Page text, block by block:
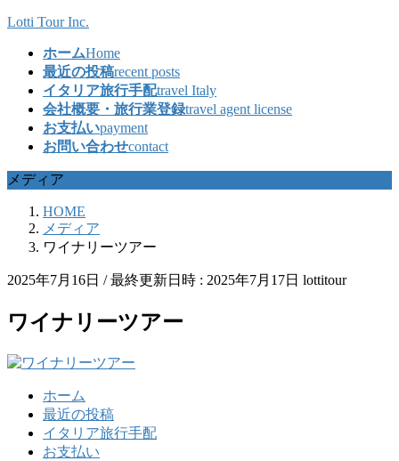
コ
ッ
プ
ナ
移
動
Lotti Tour Inc.
ホームHome
最近の投稿recent posts
イタリア旅行手配travel Italy
会社概要・旅行業登録travel agent license
お支払いpayment
お問い合わせcontact
メディア
HOME
メディア
ワイナリーツアー
2025年7月16日 / 最終更新日時 : 2025年7月17日 lottitour
ワイナリーツアー
ホーム
最近の投稿
イタリア旅行手配
お支払い